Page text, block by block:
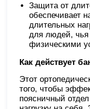
Защита от
обеспечивает
длительных
для людей, чья
физическими
Как действует
Этот
того, чтобы
поясничный